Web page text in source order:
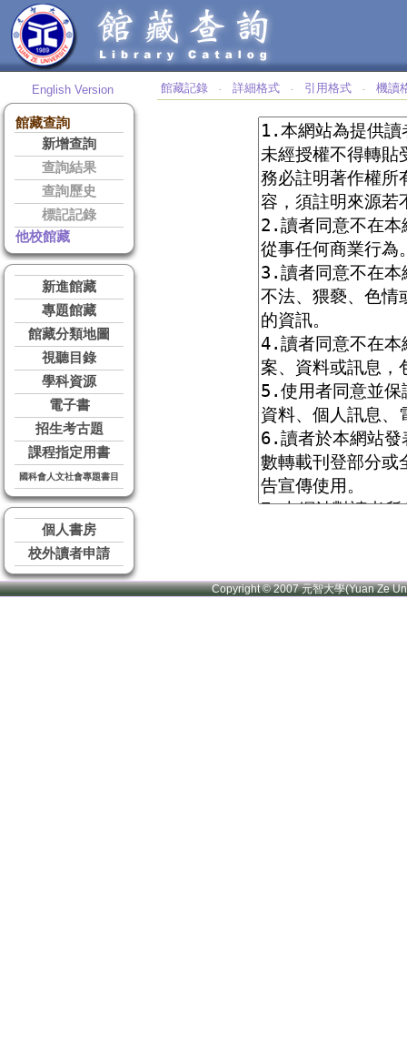
English Version
館藏查詢
新增查詢
查詢結果
查詢歷史
標記記錄
他校館藏
新進館藏
專題館藏
館藏分類地圖
視聽目錄
學科資源
電子書
招生考古題
課程指定用書
國科會人文社會專題書目
個人書房
校外讀者申請
館藏記錄 ‧ 詳細格式 ‧ 引用格式 ‧ 機讀
Copyright © 2007 元智大學(Yuan Ze